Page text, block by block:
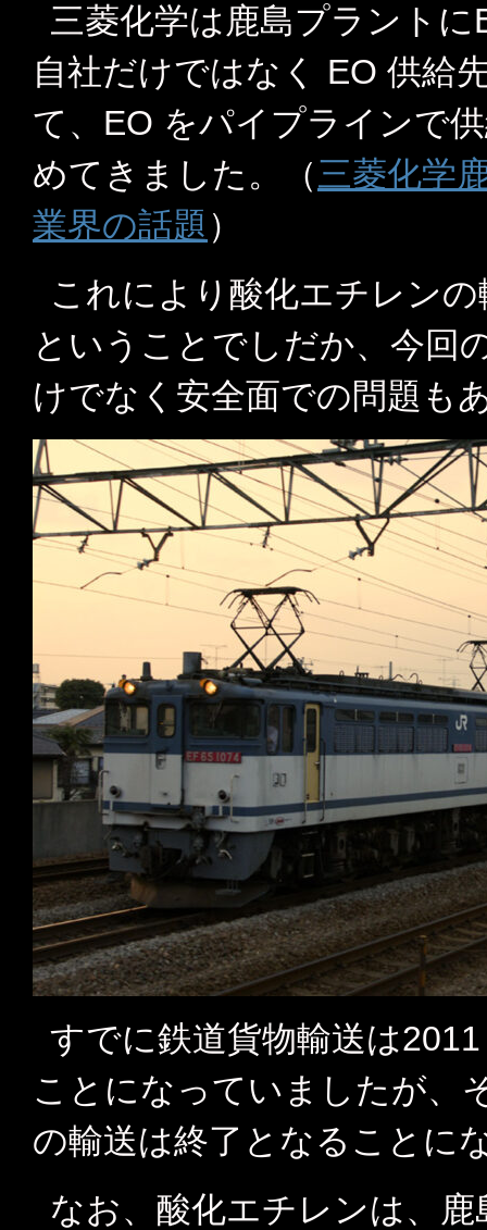
三菱化学は鹿島プラント
自社だけではなく EO 供給
て、EO をパイプラインで
めてきました。（三菱化学
業界の話題 ）
これにより酸化エチレン
ということでしだか、今回
けでなく安全面での問題も
すでに鉄道貨物輸送は
ことになっていましたが、
の輸送は終了となることに
なお、酸化エチレンは、